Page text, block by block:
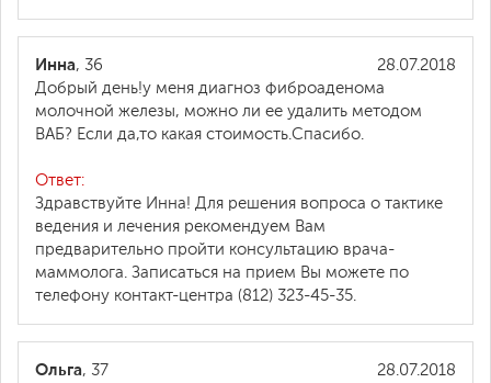
28.07.2018
Инна, 36
Добрый день!у меня диагноз фиброаденома
молочной железы, можно ли ее удалить методом
ВАБ? Если да,то какая стоимость.Спасибо.
Ответ:
Здравствуйте Инна! Для решения вопроса о тактике
ведения и лечения рекомендуем Вам
предварительно пройти консультацию врача-
маммолога. Записаться на прием Вы можете по
телефону контакт-центра (812) 323-45-35.
28.07.2018
Ольга, 37